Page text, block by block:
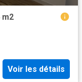
m2
Voir les détails